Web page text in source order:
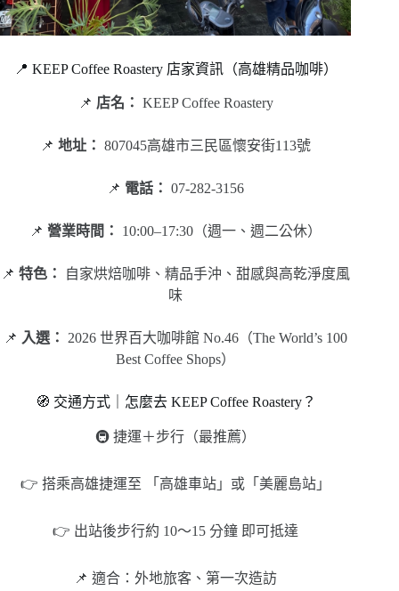
📍 KEEP Coffee Roastery 店家資訊（高雄精品咖啡）
📌 店名： KEEP Coffee Roastery
📌地址： 807045高雄市三民區懷安街113號
📌 電話： 07-282-3156
📌營業時間： 10:00–17:30（週一、週二公休）
📌特色：
自家烘焙咖啡、精品手沖、甜感與高乾淨度風
味
📌 入選：
2026 世界百大咖啡館 No.46（The World’s 100
Best Coffee Shops）
🧭 交通方式｜怎麼去 KEEP Coffee Roastery？
🚇 捷運＋步行（最推薦）
👉 搭乘高雄捷運至 「高雄車站」或「美麗島站」
👉 出站後步行約 10～15 分鐘 即可抵達
📌 適合：外地旅客、第一次造訪